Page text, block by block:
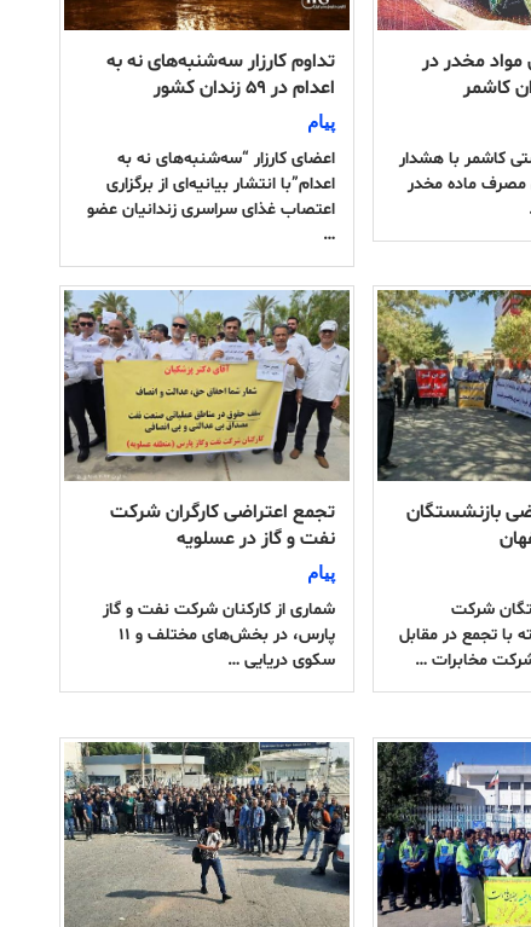
مخدر در
کاشمر
کاشمر با هشدار
ماده مخدر
تداوم کارزار سه‌شنبه‌های نه به
اعدام در ۵۹ زندان کشور
پیام
اعضای کارزار “سه‌شنبه‌های نه به
اعدام”با انتشار بیانیه‌ای از برگزاری
اعتصاب غذای سراسری زندانیان عضو
…
بازنشستگان
شرکت
با تجمع در مقابل
مخابرات …
تجمع اعتراضی کارگران شرکت
نفت و گاز در عسلویه
پیام
شماری از کارکنان شرکت نفت و گاز
پارس، در بخش‌های مختلف و ۱۱
سکوی دریایی …